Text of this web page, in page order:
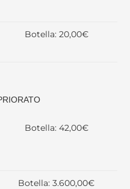
Botella: 20,00€
Botella: 42,00€
Botella: 3.600,00€